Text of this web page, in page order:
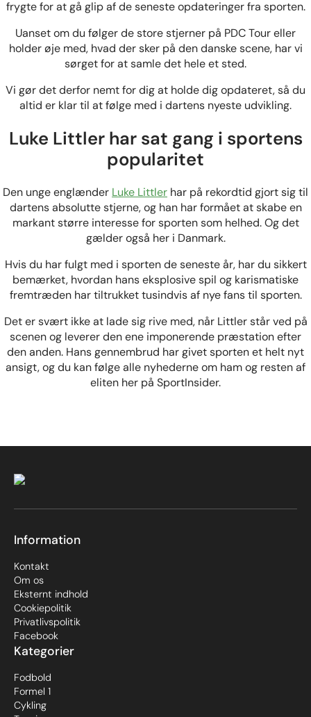
frygte for at gå glip af de seneste opdateringer fra sporten.
Uanset om du følger de store stjerner på PDC Tour eller
holder øje med, hvad der sker på den danske scene, har vi
sørget for at samle det hele et sted.
Vi gør det derfor nemt for dig at holde dig opdateret, så du
altid er klar til at følge med i dartens nyeste udvikling.
Luke Littler har sat gang i sportens
popularitet
Den unge englænder Luke Littler har på rekordtid gjort sig til
dartens absolutte stjerne, og han har formået at skabe en
markant større interesse for sporten som helhed. Og det
gælder også her i Danmark.
Hvis du har fulgt med i sporten de seneste år, har du sikkert
bemærket, hvordan hans eksplosive spil og karismatiske
fremtræden har tiltrukket tusindvis af nye fans til sporten.
Det er svært ikke at lade sig rive med, når Littler står ved på
scenen og leverer den ene imponerende præstation efter
den anden. Hans gennembrud har givet sporten et helt nyt
ansigt, og du kan følge alle nyhederne om ham og resten af
eliten her på SportInsider.
Kategorier
Fodbold
Formel 1
Cykling
Information
Kontakt
Om os
Eksternt indhold
Cookiepolitik
Privatlivspolitik
Facebook